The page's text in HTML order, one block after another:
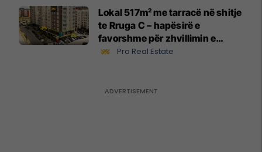
Lokal 517m² me tarracë në shitje
te Rruga C – hapësirë e
favorshme për zhvillimin e
biznesit #15796
Pro Real Estate